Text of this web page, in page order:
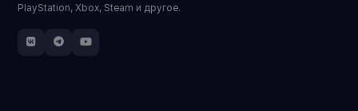
PlayStation, Xbox, Steam и другое.